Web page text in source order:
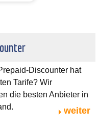
Discounter hat
Tarife? Wir
die besten Anbieter in
weiter